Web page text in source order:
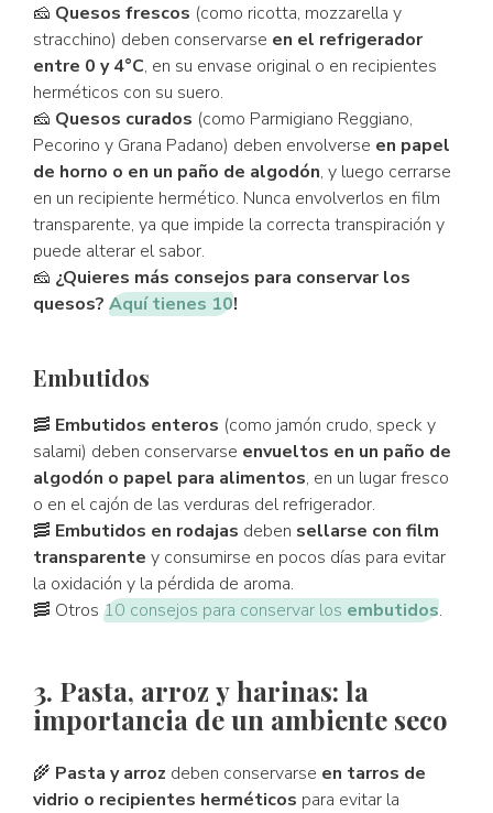
🧀 Quesos frescos (como ricotta, mozzarella y
stracchino) deben conservarse en el refrigerador
entre 0 y 4°C, en su envase original o en recipientes
herméticos con su suero.
🧀 Quesos curados (como Parmigiano Reggiano,
Pecorino y Grana Padano) deben envolverse en papel
de horno o en un paño de algodón, y luego cerrarse
en un recipiente hermético. Nunca envolverlos en film
transparente, ya que impide la correcta transpiración y
puede alterar el sabor.
🧀 ¿Quieres más consejos para conservar los
quesos? Aquí tienes 10!
Embutidos
🥓 Embutidos enteros (como jamón crudo, speck y
salami) deben conservarse envueltos en un paño de
algodón o papel para alimentos, en un lugar fresco
o en el cajón de las verduras del refrigerador.
🥓 Embutidos en rodajas deben sellarse con film
transparente y consumirse en pocos días para evitar
la oxidación y la pérdida de aroma.
🥓 Otros 10 consejos para conservar los embutidos.
3. Pasta, arroz y harinas: la
importancia de un ambiente seco
🌾 Pasta y arroz deben conservarse en tarros de
vidrio o recipientes herméticos para evitar la